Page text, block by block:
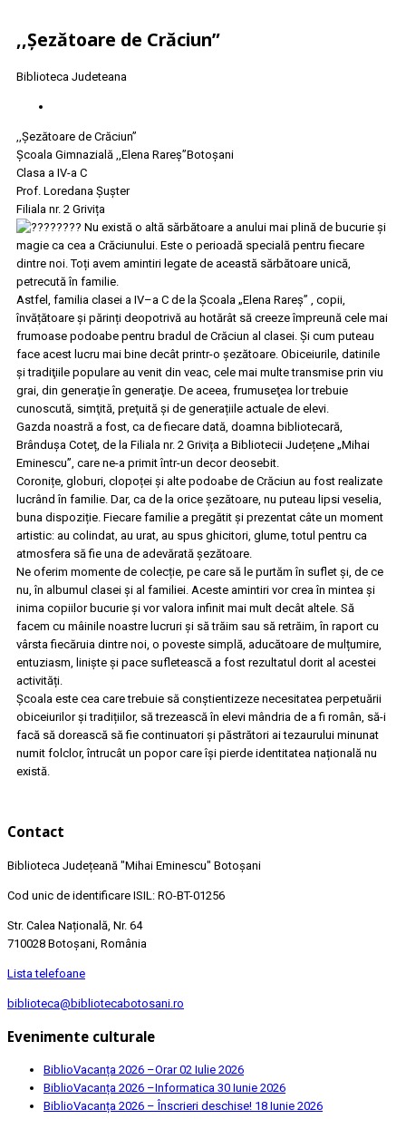
,,Șezătoare de Crăciun”
Biblioteca Judeteana
,,Șezătoare de Crăciun”
Școala Gimnazială ,,Elena Rareș”Botoșani
Clasa a IV-a C
Prof. Loredana Şuşter
Filiala nr. 2 Grivița
Nu există o altă sărbătoare a anului mai plină de bucurie și
magie ca cea a Crăciunului. Este o perioadă specială pentru fiecare
dintre noi. Toți avem amintiri legate de această sărbătoare unică,
petrecută în familie.
Astfel, familia clasei a IV–a C de la Școala „Elena Rareș” , copii,
învățătoare și părinți deopotrivă au hotărât să creeze împreună cele mai
frumoase podoabe pentru bradul de Crăciun al clasei. Și cum puteau
face acest lucru mai bine decât printr-o șezătoare. Obiceiurile, datinile
şi tradiţiile populare au venit din veac, cele mai multe transmise prin viu
grai, din generaţie în generaţie. De aceea, frumuseţea lor trebuie
cunoscută, simţită, preţuită şi de generațiile actuale de elevi.
Gazda noastră a fost, ca de fiecare dată, doamna bibliotecară,
Brândușa Coteț, de la Filiala nr. 2 Grivița a Bibliotecii Județene „Mihai
Eminescu”, care ne-a primit într-un decor deosebit.
Coronițe, globuri, clopoței și alte podoabe de Crăciun au fost realizate
lucrând în familie. Dar, ca de la orice șezătoare, nu puteau lipsi veselia,
buna dispoziție. Fiecare familie a pregătit și prezentat câte un moment
artistic: au colindat, au urat, au spus ghicitori, glume, totul pentru ca
atmosfera să fie una de adevărată șezătoare.
Ne oferim momente de colecție, pe care să le purtăm în suflet și, de ce
nu, în albumul clasei și al familiei. Aceste amintiri vor crea în mintea și
inima copiilor bucurie și vor valora infinit mai mult decât altele. Să
facem cu mâinile noastre lucruri și să trăim sau să retrăim, în raport cu
vârsta fiecăruia dintre noi, o poveste simplă, aducătoare de mulțumire,
entuziasm, liniște și pace sufletească a fost rezultatul dorit al acestei
activități.
Școala este cea care trebuie să conștientizeze necesitatea perpetuării
obiceiurilor și tradițiilor, să trezească în elevi mândria de a fi român, să-i
facă să dorească să fie continuatori și păstrători ai tezaurului minunat
numit folclor, întrucât un popor care își pierde identitatea națională nu
există.
Contact
Biblioteca Județeană "Mihai Eminescu" Botoșani
Cod unic de identificare ISIL: RO-BT-01256
Str. Calea Națională, Nr. 64
710028 Botoșani, România
Lista telefoane
biblioteca@bibliotecabotosani.ro
Evenimente culturale
BiblioVacanța 2026 –Orar02 Iulie 2026
BiblioVacanța 2026 –Informatica 30 Iunie 2026
BiblioVacanța 2026 – Înscrieri deschise! 18 Iunie 2026